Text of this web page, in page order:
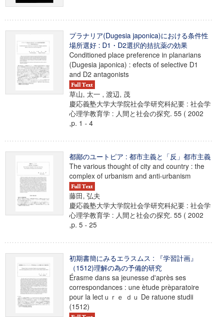
プラナリア(Dugesia japonica)における条件性
場所選好 : D1・D2選択的拮抗薬の効果
Conditioned place preference in planarians
(Dugesia japonica) : efects of selective D1
and D2 antagonists
草山, 太一 , 渡辺, 茂
慶応義塾大学大学院社会学研究科紀要 : 社会学
心理学教育学 : 人間と社会の探究. 55 ( 2002
,p. 1 - 4
都鄙のユートピア : 都市主義と「反」都市主義
The various thought of city and country : the
complex of urbanism and anti-urbanism
藤田, 弘夫
慶応義塾大学大学院社会学研究科紀要 : 社会学
心理学教育学 : 人間と社会の探究. 55 ( 2002
,p. 5 - 25
初期書簡にみるエラスムス : 『学習計画』
（1512)理解の為の予備的研究
Érasme dans sa jeunesse d'après ses
correspondances : une ètude prèparatoire
pour la lectｕｒｅ ｄｕ De ratuone studii
(1512)